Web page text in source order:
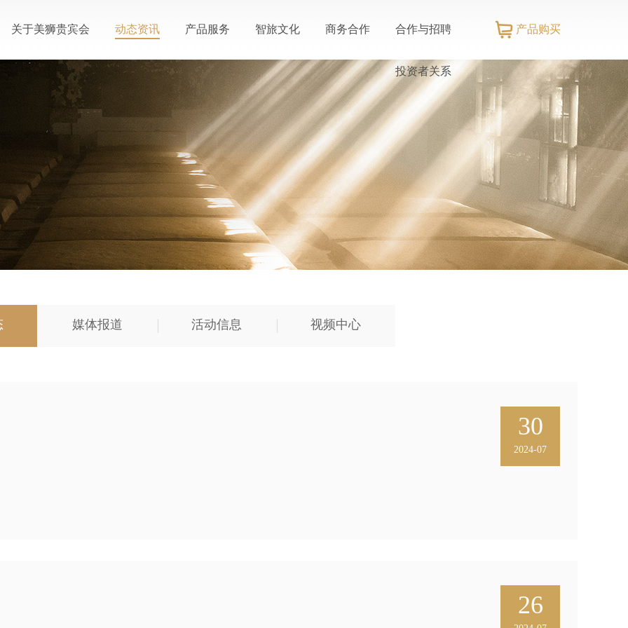
关于美狮贵宾会
公司概况
美狮贵宾会荣誉
联系我们
动态资讯
公司动态
活动信息
视频中心
产品服务
个性定制
会员中心
服务中心
智旅文化
生态酿酒
智慧之旅
智慧人物
商务合作
推荐官招募
合作与招聘
招商加盟
招标信息
投资者关系
社会责任
产品购买
媒体报道 活动信息 视频中心
30
2024-07
26